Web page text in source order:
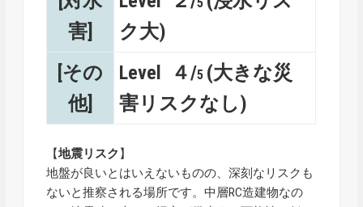
害]
5
ク大)
[その
他]
Level ４/5 (大きな災
害リスクなし)
【地震リスク 】
地盤が良いとはいえないものの、深刻なリスクも
ないと推察される場所です。中層RC造建物なの